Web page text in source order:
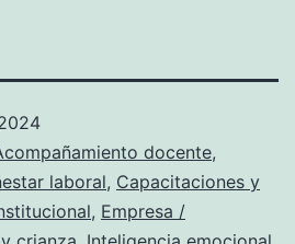
docente,
laboral, Capacitaciones y
, Empresa /